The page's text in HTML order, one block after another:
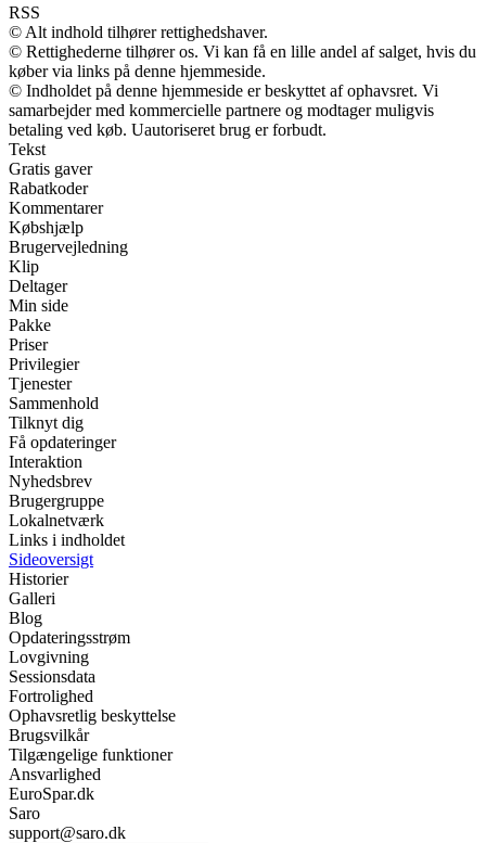
RSS
© Alt indhold tilhører rettighedshaver.
© Rettighederne tilhører os. Vi kan få en lille andel af salget, hvis du
køber via links på denne hjemmeside.
© Indholdet på denne hjemmeside er beskyttet af ophavsret. Vi
samarbejder med kommercielle partnere og modtager muligvis
betaling ved køb. Uautoriseret brug er forbudt.
Tekst
Gratis gaver
Rabatkoder
Kommentarer
Købshjælp
Brugervejledning
Klip
Deltager
Min side
Pakke
Priser
Privilegier
Tjenester
Sammenhold
Tilknyt dig
Få opdateringer
Interaktion
Nyhedsbrev
Brugergruppe
Lokalnetværk
Links i indholdet
Sideoversigt
Historier
Galleri
Blog
Opdateringsstrøm
Lovgivning
Sessionsdata
Fortrolighed
Ophavsretlig beskyttelse
Brugsvilkår
Tilgængelige funktioner
Ansvarlighed
EuroSpar.dk
Saro
support@saro.dk